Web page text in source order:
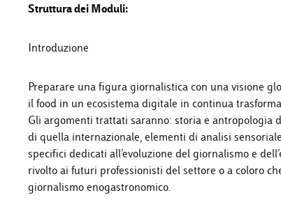
Struttura dei Moduli:
Introduzione
Preparare una figura giornalistica con una visione
il food in un ecosistema digitale in continua
Gli argomenti trattati saranno: storia e antropologia
di quella internazionale, elementi di analisi
specifici dedicati all’evoluzione del giornalismo e
rivolto ai futuri professionisti del settore o a coloro
giornalismo enogastronomico.